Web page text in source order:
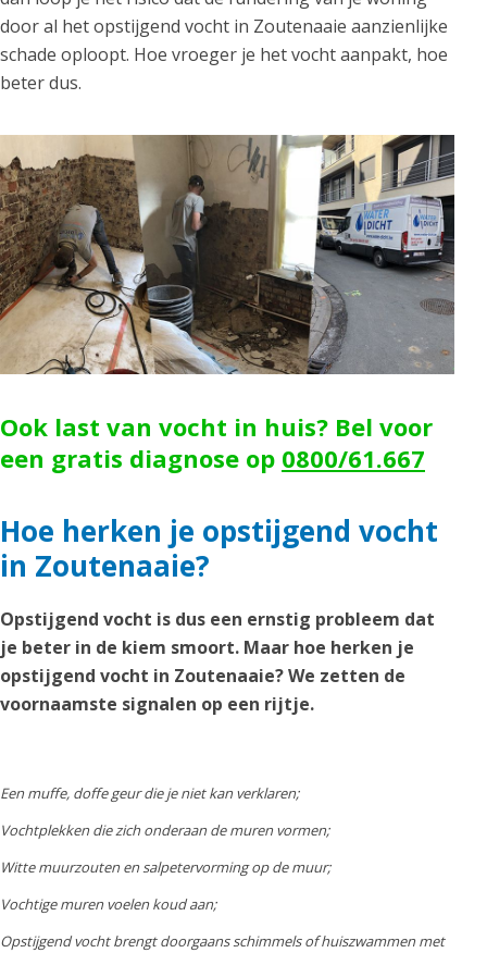
door al het opstijgend vocht in Zoutenaaie aanzienlijke
schade oploopt. Hoe vroeger je het vocht aanpakt, hoe
beter dus.
Ook last van vocht in huis? Bel voor
een gratis diagnose op 0800/61.667
Hoe herken je opstijgend vocht
in Zoutenaaie?
Opstijgend vocht is dus een ernstig probleem dat
je beter in de kiem smoort. Maar hoe herken je
opstijgend vocht in Zoutenaaie? We zetten de
voornaamste signalen op een rijtje.
Een muffe, doffe geur die je niet kan verklaren;
Vochtplekken die zich onderaan de muren vormen;
Witte muurzouten en salpetervorming op de muur;
Vochtige muren voelen koud aan;
Opstijgend vocht brengt doorgaans schimmels of huiszwammen met